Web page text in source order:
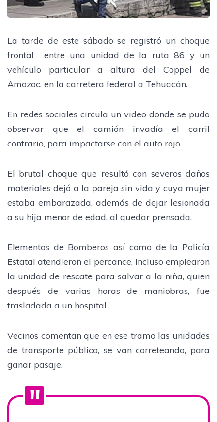
La tarde de este sábado se registró un choque
frontal entre una unidad de la ruta 86 y un
vehículo particular a altura del Coppel de
Amozoc, en la carretera federal a Tehuacán.
En redes sociales circula un video donde se pudo
observar que el camión invadía el carril
contrario, para impactarse con el auto rojo
El brutal choque que resultó con severos daños
materiales dejó a la pareja sin vida y cuya mujer
estaba embarazada, además de dejar lesionada
a su hija menor de edad, al quedar prensada.
Elementos de Bomberos así como de la Policía
Estatal atendieron el percance, incluso emplearon
la unidad de rescate para salvar a la niña, quien
después de varias horas de maniobras, fue
trasladada a un hospital.
Vecinos comentan que en ese tramo las unidades
de transporte público, se van correteando, para
ganar pasaje.